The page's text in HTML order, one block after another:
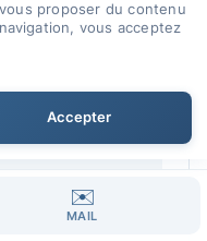
✉️
MAIL
proposer du contenu
vous acceptez
Accepter